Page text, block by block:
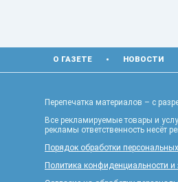
О ГАЗЕТЕ НОВОСТИ
Перепечатка материалов – с
Все рекламируемые товары и
рекламы ответственность несёт
Порядок обработки
Политика конфиденциальности